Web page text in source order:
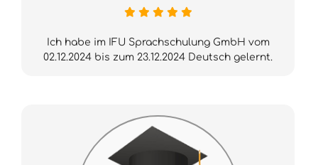
Ich habe im IFU Sprachschulung GmbH vom
02.12.2024 bis zum 23.12.2024 Deutsch gelernt.